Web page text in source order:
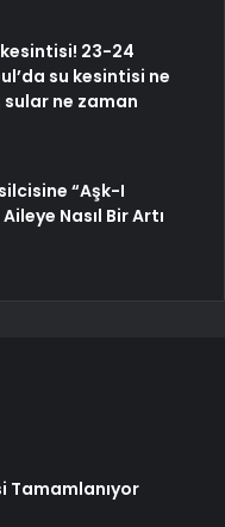
23-24
su kesintisi ne
ne zaman
“Aşk-I
Nasıl Bir Artı
Tamamlanıyor